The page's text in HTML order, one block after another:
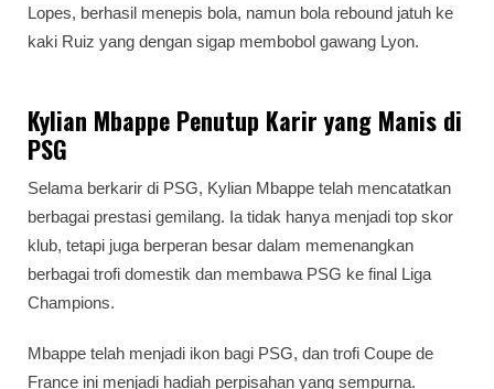
Lopes, berhasil menepis bola, namun bola rebound jatuh ke
kaki Ruiz yang dengan sigap membobol gawang Lyon.
Kylian Mbappe Penutup Karir yang Manis di
PSG
Selama berkarir di PSG, Kylian Mbappe telah mencatatkan
berbagai prestasi gemilang. Ia tidak hanya menjadi top skor
klub, tetapi juga berperan besar dalam memenangkan
berbagai trofi domestik dan membawa PSG ke final Liga
Champions.
Mbappe telah menjadi ikon bagi PSG, dan trofi Coupe de
France ini menjadi hadiah perpisahan yang sempurna.